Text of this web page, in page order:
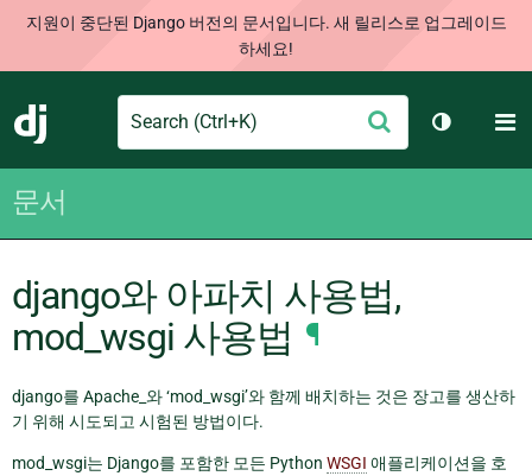
지원이 중단된 Django 버전의 문서입니다. 새 릴리스로 업그레이드
하세요!
Django
Search
출
테마 토
문서
django와 아파치 사용법,
mod_wsgi 사용법 ¶
django를 Apache_와 ‘mod_wsgi’와 함께 배치하는 것은 장고를 생산하
기 위해 시도되고 시험된 방법이다.
mod_wsgi는 Django를 포함한 모든 Python WSGI 애플리케이션을 호